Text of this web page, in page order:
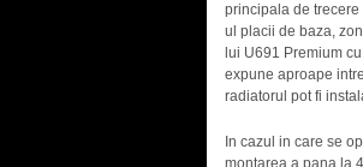
principala de
ul placii de baza,
lui U691 Premium
expune aproape
radiatorul pot fi
In cazul in care se